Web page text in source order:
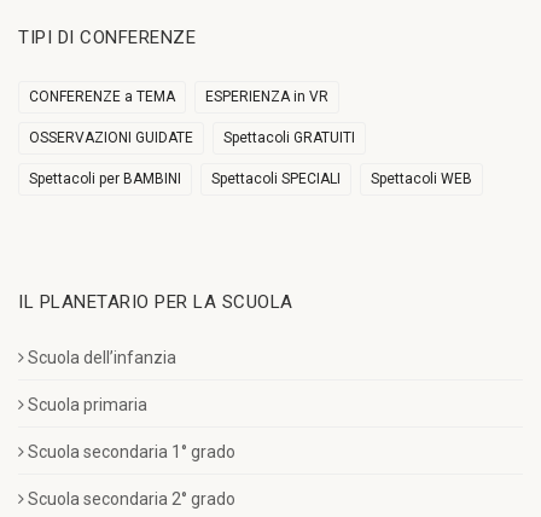
TIPI DI CONFERENZE
CONFERENZE a TEMA ESPERIENZA in VR
OSSERVAZIONI GUIDATE Spettacoli GRATUITI
Spettacoli per BAMBINI Spettacoli SPECIALI Spettacoli WEB
IL PLANETARIO PER LA SCUOLA
Scuola dell’infanzia
Scuola primaria
Scuola secondaria 1° grado
Scuola secondaria 2° grado